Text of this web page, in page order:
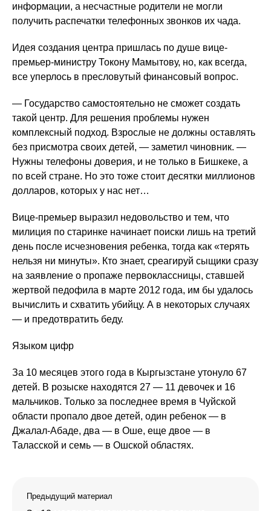
информации, а несчастные родители не могли
получить распечатки телефонных звонков их чада.
Идея создания центра пришлась по душе вице-
премьер-министру Токону Мамытову, но, как всегда,
все уперлось в пресловутый финансовый вопрос.
— Государство самостоятельно не сможет создать
такой центр. Для решения проблемы нужен
комплексный подход. Взрослые не должны оставлять
без присмотра своих детей, — заметил чиновник. —
Нужны телефоны доверия, и не только в Бишкеке, а
по всей стране. Но это тоже стоит десятки миллионов
долларов, которых у нас нет…
Вице-премьер выразил недовольство и тем, что
милиция по старинке начинает поиски лишь на третий
день после исчезновения ребенка, тогда как «терять
нельзя ни минуты». Кто знает, среагируй сыщики сразу
на заявление о пропаже первоклассницы, ставшей
жертвой педофила в марте 2012 года, им бы удалось
вычислить и схватить убийцу. А в некоторых случаях
— и предотвратить беду.
Языком цифр
За 10 месяцев этого года в Кыргызстане утонуло 67
детей. В розыске находятся 27 — 11 девочек и 16
мальчиков. Только за последнее время в Чуйской
области пропало двое детей, один ребенок — в
Джалал-Абаде, два — в Оше, еще двое — в
Таласской и семь — в Ошской областях.
Предыдущий материал